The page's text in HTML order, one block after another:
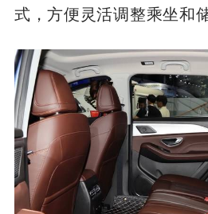
式，方便灵活调整乘坐和